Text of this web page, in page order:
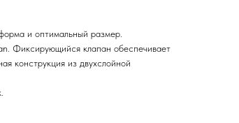
и оптимальный размер.
Фиксирующийся клапан обеспечивает
конструкция из двухслойной